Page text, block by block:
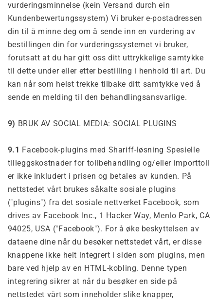
vurderingsminnelse (kein Versand durch ein
Kundenbewertungssystem) Vi bruker e-postadressen
din til å minne deg om å sende inn en vurdering av
bestillingen din for vurderingssystemet vi bruker,
forutsatt at du har gitt oss ditt uttrykkelige samtykke
til dette under eller etter bestilling i henhold til art. Du
kan når som helst trekke tilbake ditt samtykke ved å
sende en melding til den behandlingsansvarlige.
9) BRUK AV SOCIAL MEDIA: SOCIAL PLUGINS
9.1 Facebook-plugins med Shariff-løsning Spesielle
tilleggskostnader for tollbehandling og/eller importtoll
er ikke inkludert i prisen og betales av kunden. På
nettstedet vårt brukes såkalte sosiale plugins
("plugins") fra det sosiale nettverket Facebook, som
drives av Facebook Inc., 1 Hacker Way, Menlo Park, CA
94025, USA ("Facebook"). For å øke beskyttelsen av
dataene dine når du besøker nettstedet vårt, er disse
knappene ikke helt integrert i siden som plugins, men
bare ved hjelp av en HTML-kobling. Denne typen
integrering sikrer at når du besøker en side på
nettstedet vårt som inneholder slike knapper,